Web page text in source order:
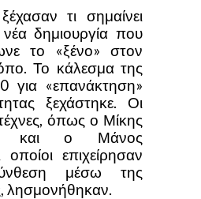
τι σημαίνει
δημιουργία που
το «ξένο» στον
Το κάλεσμα της
για «επανάκτηση»
ξεχάστηκε. Οι
όπως ο Μίκης
και ο Μάνος
οποίοι επιχείρησαν
μέσω της
λησμονήθηκαν.